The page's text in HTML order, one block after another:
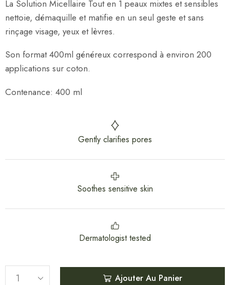
La Solution Micellaire Tout en 1 peaux mixtes et sensibles
nettoie, démaquille et matifie en un seul geste et sans
rinçage visage, yeux et lèvres.
Son format 400ml généreux correspond à environ 200
applications sur coton.
Contenance: 400 ml
Gently clarifies pores
Soothes sensitive skin
Dermatologist tested
Ajouter Au Panier